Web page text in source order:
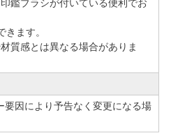
鑑ブラシが付いている便利でお
ます。
質感とは異なる場合がありま
因により予告なく変更になる場